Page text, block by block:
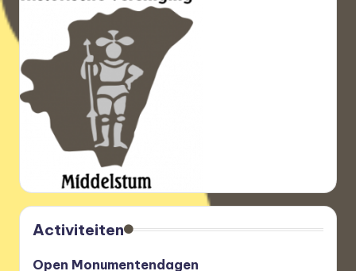
Activiteiten
Open Monumentendagen